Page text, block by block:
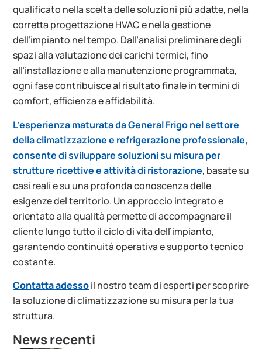
qualificato nella scelta delle soluzioni più adatte, nella
corretta progettazione HVAC e nella gestione
dell’impianto nel tempo. Dall’analisi preliminare degli
spazi alla valutazione dei carichi termici, fino
all’installazione e alla manutenzione programmata,
ogni fase contribuisce al risultato finale in termini di
comfort, efficienza e affidabilità.
L’esperienza maturata da General Frigo nel settore
della climatizzazione e refrigerazione professionale,
consente di sviluppare soluzioni su misura per
strutture ricettive e attività di ristorazione, basate su
casi reali e su una profonda conoscenza delle
esigenze del territorio. Un approccio integrato e
orientato alla qualità permette di accompagnare il
cliente lungo tutto il ciclo di vita dell’impianto,
garantendo continuità operativa e supporto tecnico
costante.
Contatta adessoil nostro team di esperti per scoprire
la soluzione di climatizzazione su misura per la tua
struttura.
News recenti